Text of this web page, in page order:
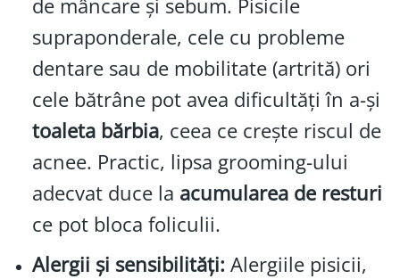
de mâncare și sebum. Pisicile
supraponderale, cele cu probleme
dentare sau de mobilitate (artrită) ori
cele bătrâne pot avea dificultăți în a-și
toaleta bărbia, ceea ce crește riscul de
acnee. Practic, lipsa grooming-ului
adecvat duce la acumularea de resturi
ce pot bloca foliculii.
Alergii și sensibilități: Alergiile pisicii,